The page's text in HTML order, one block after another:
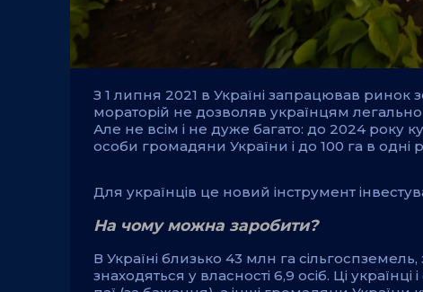
З 1 липня 2021 в Україні запрацював ринок
мораторій не дозволяв українцям
Але не всім і не дуже багато: до 2024 року
особи громадяни України і до 100 га в одні
Для українців це новий інструмент
На чому можна заробити?
В Україні близько 43 млн га сільгоспземель,
знаходяться у власності 6,9 осіб. Ці